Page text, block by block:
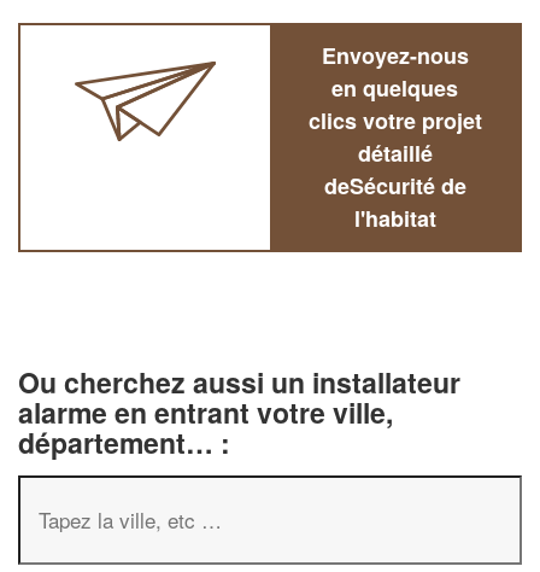
Envoyez-nous
en quelques
clics votre projet
détaillé
deSécurité de
l'habitat
Ou cherchez aussi un installateur
alarme en entrant votre ville,
département… :